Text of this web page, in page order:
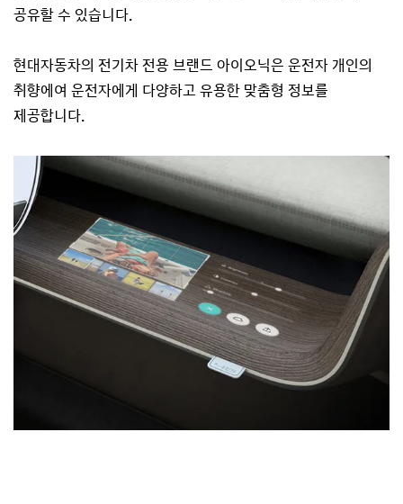
공유할 수 있습니다.
현대자동차의 전기차 전용 브랜드 아이오닉은 운전자 개인의
취향에여 운전자에게 다양하고 유용한 맞춤형 정보를
제공합니다.